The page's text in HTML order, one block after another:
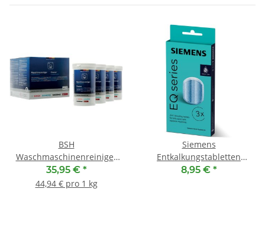
BSH
Waschmaschinenreiniger
00311929 ( Nachfolger
00312520 )
35,95 € *
44,94 € pro 1 kg
Siemens
Entkalkungstabletten
TZ80002A • 00312560
8,95 € *